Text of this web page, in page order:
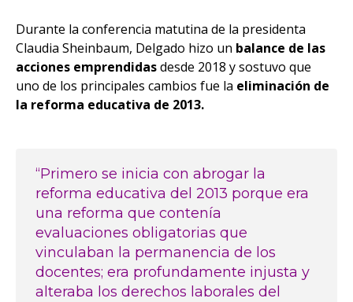
Durante la conferencia matutina de la presidenta
Claudia Sheinbaum, Delgado hizo un balance de las
acciones emprendidasdesde 2018 y sostuvo que
uno de los principales cambios fue la eliminación de
la reforma educativa de 2013.
“Primero se inicia con abrogar la
reforma educativa del 2013 porque era
una reforma que contenía
evaluaciones obligatorias que
vinculaban la permanencia de los
docentes; era profundamente injusta y
alteraba los derechos laborales del